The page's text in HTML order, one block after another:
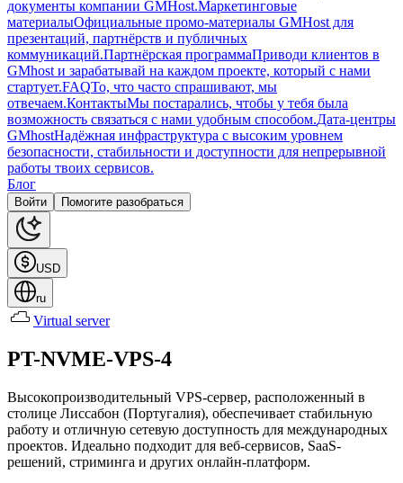
документы компании GMHost.Маркетинговые
материалыОфициальные промо-материалы GMHost для
презентаций, партнёрств и публичных
коммуникаций.Партнёрская программаПриводи клиентов в
GMhost и зарабатывай на каждом проекте, который с нами
стартует.FAQТо, что часто спрашивают, мы
отвечаем.КонтактыМы постарались, чтобы у тебя была
возможность связаться с нами удобным способом.Дата-центры
GMhostНадёжная инфраструктура с высоким уровнем
безопасности, стабильности и доступности для непрерывной
работы твоих сервисов.
Блог
Войти Помогите разобраться
USD
ru
Virtual server
PT-NVME-VPS-4
Высокопроизводительный VPS-сервер, расположенный в
столице Лиссабон (Португалия), обеспечивает стабильную
работу и отличную сетевую доступность для международных
проектов. Идеально подходит для веб-сервисов, SaaS-
решений, стриминга и других онлайн-платформ.